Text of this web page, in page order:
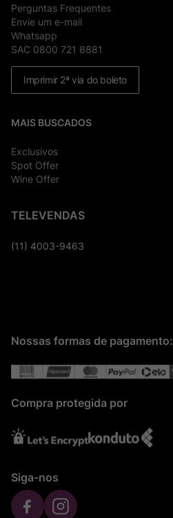
Perguntas Frequentes
Envie um e-mail
Whatsapp
SAC 0800 721 8881
Imprimir 2ª via do boleto
MAIS BUSCADOS
Exclusivos
Spot Offer
Wine Offer
TELEVENDAS
(11) 4003-9463
Nossas formas de pagamento:
Compra protegida por
Siga-nos